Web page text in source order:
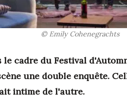
© Emily Cohenegrachts
cadre du Festival
une double enquête.
intime de l'autre.